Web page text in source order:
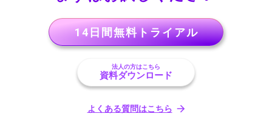
14日間無料トライアル
法人の方はこちら
資料ダウンロード
よくある質問はこちら